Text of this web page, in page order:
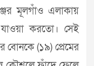
মূলগাঁও এলাকায়
করতো। সেই
বোনকে (১৯) প্রেমের